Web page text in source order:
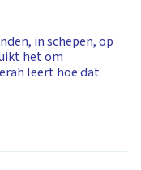
in schepen, op
het om
leert hoe dat